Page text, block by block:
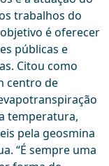
trabalhos do
é oferecer
públicas e
Citou como
centro de
temperatura,
pela geosmina
“É sempre uma